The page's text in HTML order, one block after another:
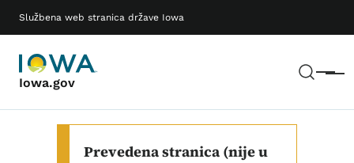
Službena web stranica države Iowa
Iowa.gov Meni
Main navigation
Prevedena stranica (nije u